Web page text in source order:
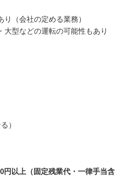
（会社の定める業務）
型などの運転の可能性もあり
）
円以上（固定残業代・一律手当含